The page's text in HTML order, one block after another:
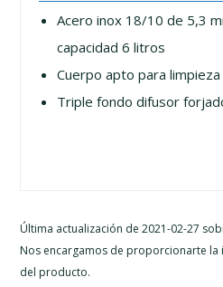
Acero inox 18/10 de 5,3
capacidad 6 litros
Cuerpo apto para limpieza
Triple fondo difusor
Última actualización de 2021-02-27
Nos encargamos de proporcionarte la
del producto.